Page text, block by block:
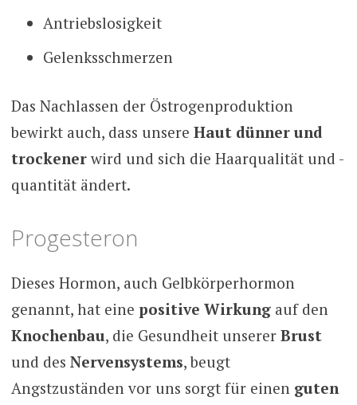
Antriebslosigkeit
Gelenksschmerzen
Das Nachlassen der Östrogenproduktion
bewirkt auch, dass unsere Haut dünner und
trockenerwird und sich die Haarqualität und -
quantität ändert.
Progesteron
Dieses Hormon, auch Gelbkörperhormon
genannt, hat eine positive Wirkungauf den
Knochenbau, die Gesundheit unserer Brust
und des Nervensystems, beugt
Angstzuständen vor uns sorgt für einen guten